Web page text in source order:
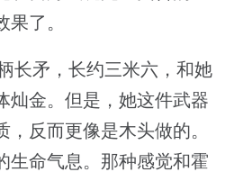
了。
长矛，长约三米六，和她
灿金。但是，她这件武器
反而更像是木头做的。
生命气息。那种感觉和霍